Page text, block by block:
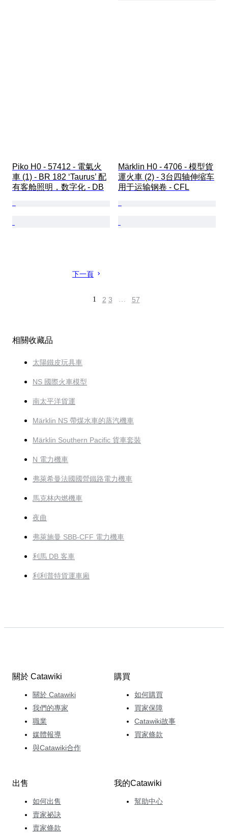
Piko H0 - 57412 - 電氣火
車 (1) - BR 182 ‘Taurus’ 配
有客舱照明，数字化 - DB
Märklin H0 - 4706 - 模型貨
運火車 (2) - 3台四轴伸缩车
用于运输钢卷 - CFL
下一頁
1 2 3 … 57
相關收藏品
太陽鐵皮玩具車
NS 國際火車模型
南太平洋貨運
Märklin NS 帶煤水車的蒸汽機車
Märklin Southern Pacific 貨車套裝
N 電力機車
弗萊希曼法國國營鐵路電力機車
馬克林內燃機車
夜曲
弗萊施曼 SBB-CFF 電力機車
利馬 DB 客車
利利普特貨運車廂
關於 Catawiki
關於 Catawiki
我們的專家
職業
媒體報導
與Catawiki合作
購買
如何購買
買家保障
Catawiki故事
買家條款
出售
如何出售
賣家祕訣
賣家條款
我的Catawiki
幫助中心